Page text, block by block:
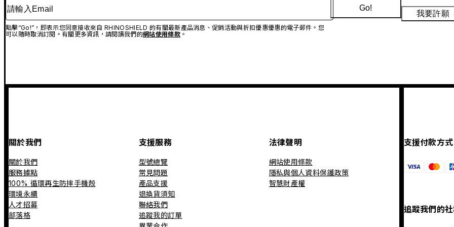
請輸入Email
點擊“Go!”，即表示您同意接收來自 RHINOSHIELD 的有關最新產品消息、促銷活動與折扣優惠優惠的電子郵件。您
可以隨時取消訂閱。有關更多資訊，請閱讀我們的網站使用條款。
Go!
我要許願
關於我們
關於我們
服務據點
100% 循環再生防摔手機殼
環境永續
人才招募
部落格
支援服務
型號總覽
常見問題
產品支援
退換貨須知
聯絡我們
追蹤我的訂單
法律聲明
網站使用條款
隱私與個人資料保護政策
智慧財產權
支援付款方式
追蹤我們的